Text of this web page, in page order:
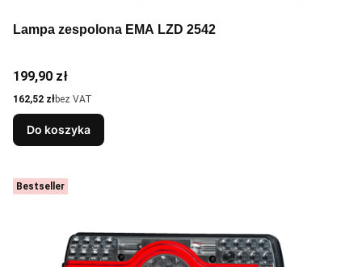
Lampa zespolona EMA LZD 2542
Cena
199,90 zł
Cena
162,52 złbez VAT
Do koszyka
Bestseller